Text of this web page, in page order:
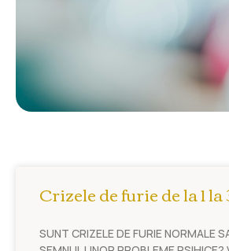
Crizele de furie de la 1 la
SUNT CRIZELE DE FURIE NORMALE